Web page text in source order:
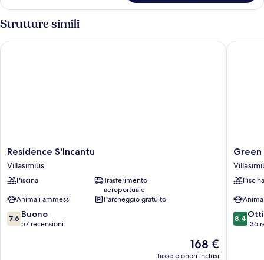
Strutture simili
Residence
S'Incantu
Villasimius
Residence S'Incantu
Villasimius
Piscina
Trasferimento
aeroportuale
Animali ammessi
Parcheggio gratuito
7.6
su
7,6 Buono
57 recensioni
Il
prezzo
168 €
tasse e oneri inclusi
Residence S'Incantu
Green
Village
Resort
Green
Piscina
8.4
su
8,4
136
Green